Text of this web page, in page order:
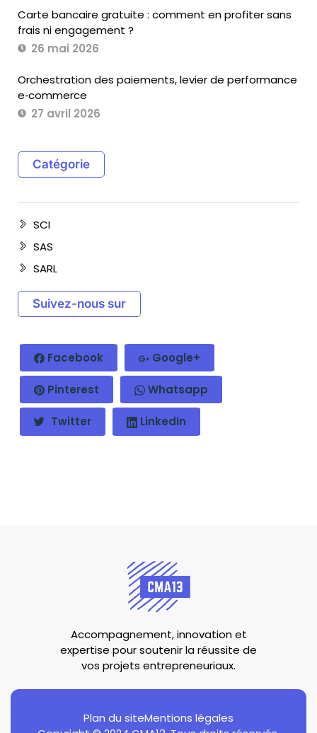
Carte bancaire gratuite : comment en profiter sans
frais ni engagement ?
26 mai 2026
Orchestration des paiements, levier de performance
e‑commerce
27 avril 2026
Catégorie
SCI
SAS
SARL
Suivez-nous sur
Facebook Google+
Pinterest Whatsapp
Twitter LinkedIn
Accompagnement, innovation et
expertise pour soutenir la réussite de
vos projets entrepreneuriaux.
Plan du siteMentions légales